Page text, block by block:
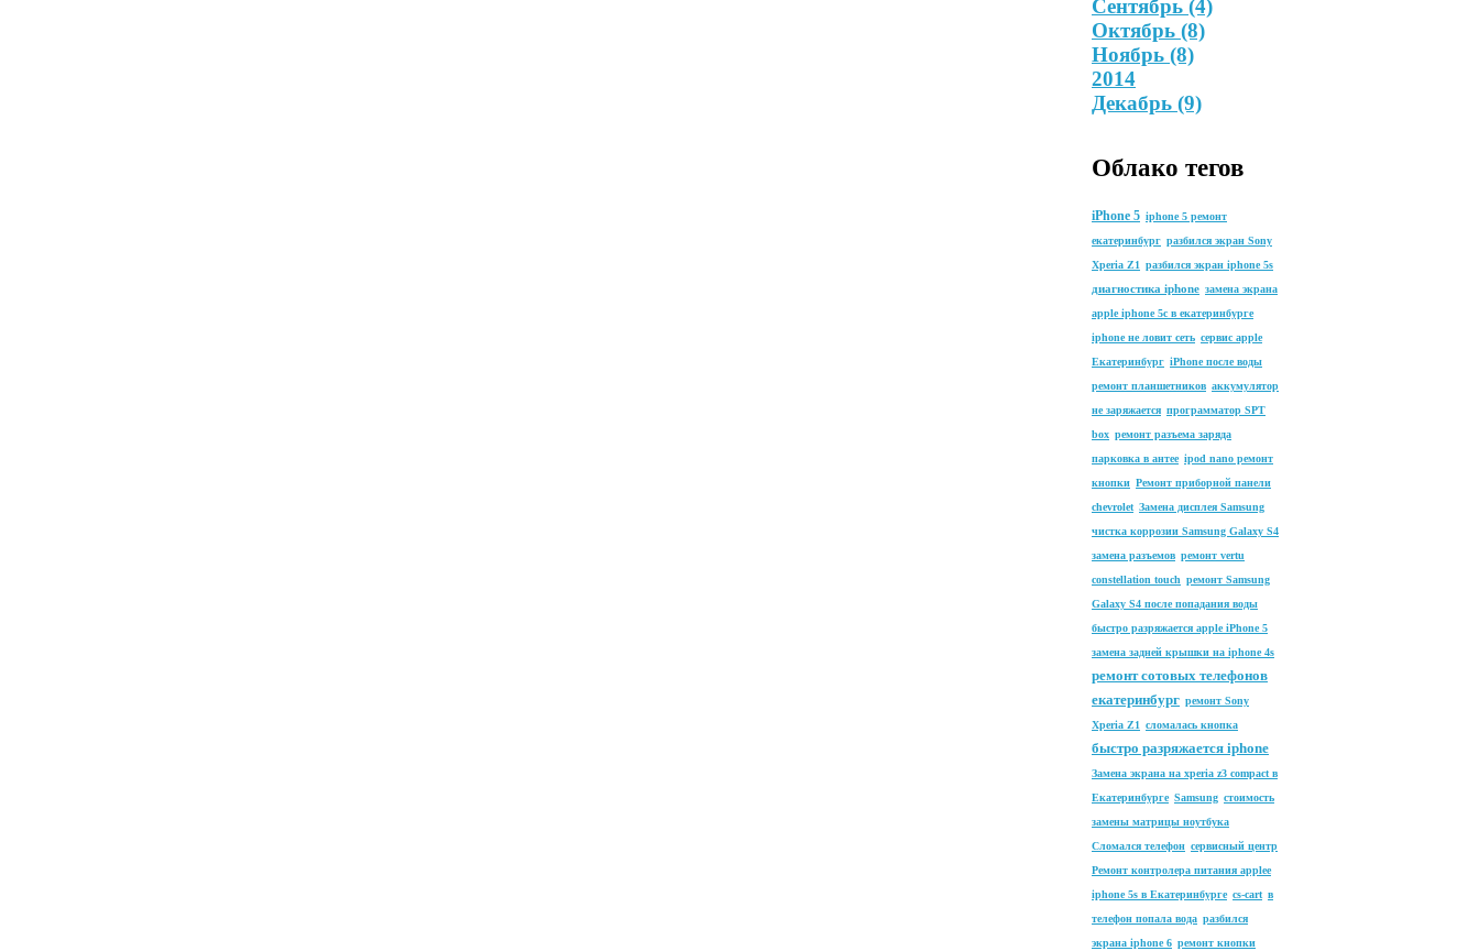
Сентябрь (4)
Октябрь (8)
Ноябрь (8)
2014
Декабрь (9)
Облако тегов
iPhone 5 iphone 5 ремонт
екатеринбург разбился экран Sony
Xperia Z1 разбился экран iphone 5s
диагностика iphone замена экрана
apple iphone 5c в екатеринбурге
iphone не ловит сеть сервис apple
Екатеринбург iPhone после воды
ремонт планшетников аккумулятор
не заряжается программатор SPT
box ремонт разъема заряда
парковка в антее ipod nano ремонт
кнопки Ремонт приборной панели
chevrolet Замена дисплея Samsung
чистка коррозии Samsung Galaxy S4
замена разъемов ремонт vertu
constellation touch ремонт Samsung
Galaxy S4 после попадания воды
быстро разряжается apple iPhone 5
замена задней крышки на iphone 4s
ремонт сотовых телефонов
екатеринбург ремонт Sony
Xperia Z1 сломалась кнопка
быстро разряжается iphone
Замена экрана на xperia z3 compact в
Екатеринбурге Samsung стоимость
замены матрицы ноутбука
Сломался телефон сервисный центр
Ремонт контролера питания applee
iphone 5s в Екатеринбурге cs-cart в
телефон попала вода разбился
экрана iphone 6 ремонт кнопки